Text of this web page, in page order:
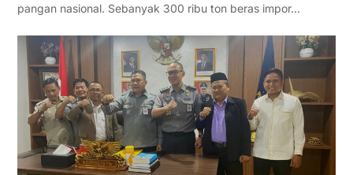
pangan nasional. Sebanyak 300 ribu ton beras impor…